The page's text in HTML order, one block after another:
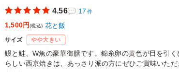
4.56
17 件
1,500円(税込) 花と飯
サイズ やや大きい
鰻と鮭、W魚の豪華御膳です。錦糸卵の黄色が目を引
らしい西京焼きは、あっさり派の方にぜひご賞味いた